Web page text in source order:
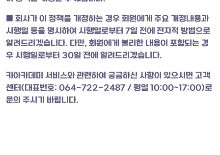
■ 회사가 이 정책을 개정하는 경우 회원에게 주요 개정내용과
시행일 등을 명시하여 시행일로부터 7일 전에 전자적 방법으로
알려드리겠습니다. 다만, 회원에게 불리한 내용이 포함되는 경
우 시행일로부터 30일 전에 알려드리겠습니다.
키아카데미 서비스와 관련하여 궁금하신 사항이 있으시면 고객
센터(대표번호: 064-722-2487 / 평일 10:00~17:00)로
문의 주시기 바랍니다.